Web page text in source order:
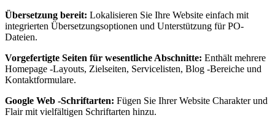
Übersetzung bereit: Lokalisieren Sie Ihre Website einfach mit
integrierten Übersetzungsoptionen und Unterstützung für PO-
Dateien.
Vorgefertigte Seiten für wesentliche Abschnitte: Enthält mehrere
Homepage -Layouts, Zielseiten, Servicelisten, Blog -Bereiche und
Kontaktformulare.
Google Web -Schriftarten: Fügen Sie Ihrer Website Charakter und
Flair mit vielfältigen Schriftarten hinzu.